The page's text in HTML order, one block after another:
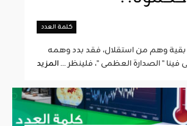
كلمة العدد
فينا " الصدارة العظمى "، فلينظر ...